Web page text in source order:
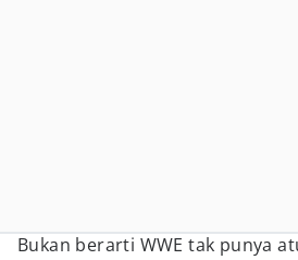
Bukan berarti WWE tak punya